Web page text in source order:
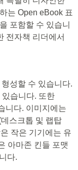
는 Open eBook 표
포함할 수 있습니
전자책 리더에서
성할 수 있습니다.
습니다. 또한
니다. 이미지에는
스크톱 및 랩탑
작은 기기에는 유
아마존 킨들 포맷
다.